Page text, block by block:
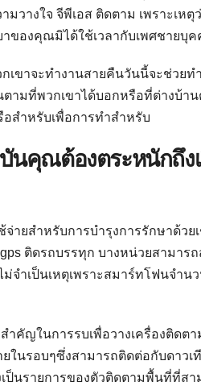
วางใจ จีพีเอส ติดตาม เพราะเหตุ
ของคุณมิได้ใช้เวลากับเพศชายบุ
ขาจะทำงานสายคืนวันนี้จะช่วยท
ามที่พวกเขาได้บอกหรือที่ต่างบ้าน
สำหรับเพื่อการทำสำหรับ
นคุณต้องตระหนักถึง
ยสำหรับการบำรุงการรักษาด้วย
ติดรถบรรทุก บางหน่วยสามาร
จำเป็นเหตุเพราะสมาร์ทโฟนจำน
ญในการรบเพื่อวางเครื่องติดตา
ในรอบๆซึ่งสามารถติดต่อกับดาวเที
รายการของตัวติดตามพื้นที่ที่สาม